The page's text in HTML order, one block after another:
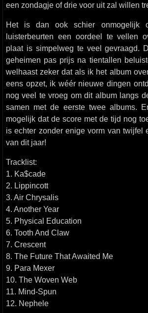
een zondagje of drie voor uit zal willen
Het is dan ook schier onmogelijk
luisterbeurten een oordeel te vellen
plaat is simpelweg te veel gevraagd.
geheimen pas prijs na tientallen
welhaast zeker dat als ik het album
eens opzet, ik wéér nieuwe dingen
nog veel te vroeg om dit album langs
samen met de eerste twee albums.
mogelijk dat de score met de tijd nog
is echter zonder enige vorm van twijfel
van dit jaar!
Tracklist:
1. Ka$cade
2. Lippincott
3. Air Chrysalis
4. Another Year
5. Physical Education
6. Tooth And Claw
7. Crescent
8. The Future That Awaited Me
9. Para Mexer
10. The Woven Web
11. Mind-Spun
12. Nephele